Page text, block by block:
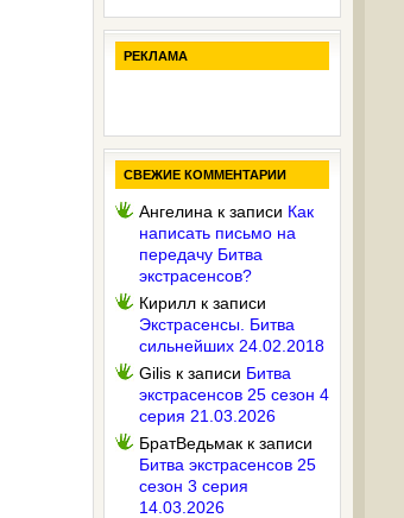
РЕКЛАМА
СВЕЖИЕ КОММЕНТАРИИ
Ангелина к записи Как
написать письмо на
передачу Битва
экстрасенсов?
Кирилл к записи
Экстрасенсы. Битва
сильнейших 24.02.2018
Gilis к записи Битва
экстрасенсов 25 сезон 4
серия 21.03.2026
БратВедьмак к записи
Битва экстрасенсов 25
сезон 3 серия
14.03.2026